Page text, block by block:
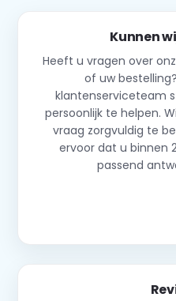
Kunnen
Heeft u vragen over
of uw
klantenserviceteam
persoonlijk te helpen.
vraag zorgvuldig te
ervoor dat u binnen
passend